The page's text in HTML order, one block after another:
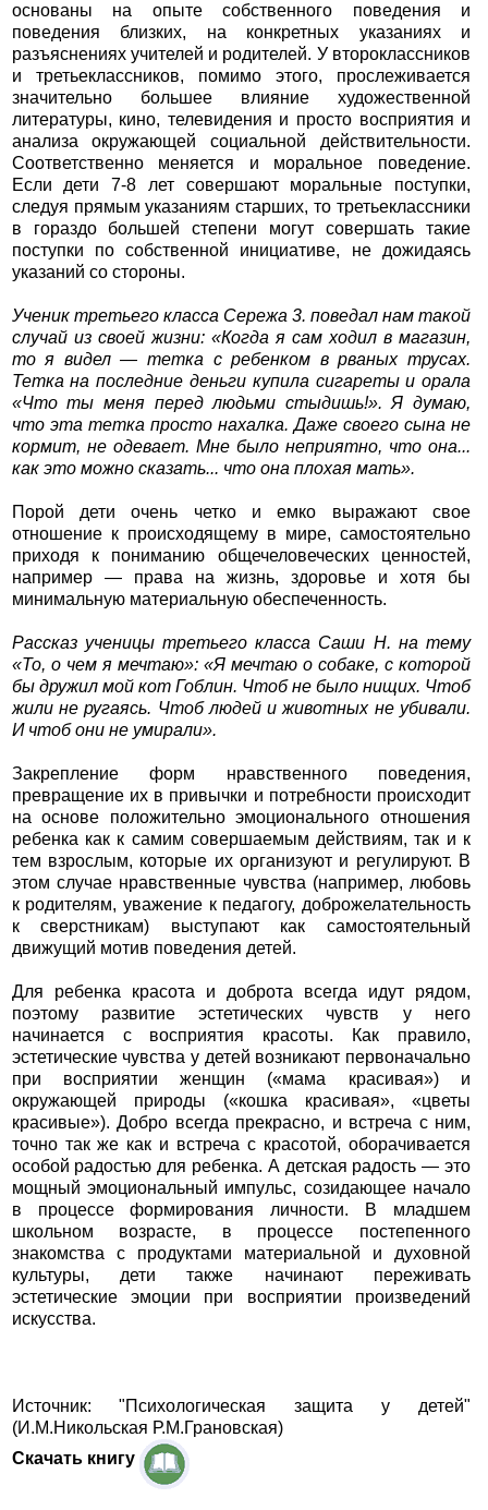
основаны на опыте собственного поведения и
поведения близких, на конкретных указаниях и
разъяснениях учителей и родителей. У второклассников
и третьеклассников, помимо этого, прослеживается
значительно большее влияние художественной
литературы, кино, телевидения и просто восприятия и
анализа окружающей социальной действительности.
Соответственно меняется и моральное поведение.
Если дети 7-8 лет совершают моральные поступки,
следуя прямым указаниям старших, то третьеклассники
в гораздо большей степени могут совершать такие
поступки по собственной инициативе, не дожидаясь
указаний со стороны.
Ученик третьего класса Сережа 3. поведал нам такой
случай из своей жизни: «Когда я сам ходил в магазин,
то я видел — тетка с ребенком в рваных трусах.
Тетка на последние деньги купила сигареты и орала
«Что ты меня перед людьми стыдишь!». Я думаю,
что эта тетка просто нахалка. Даже своего сына не
кормит, не одевает. Мне было неприятно, что она...
как это можно сказать... что она плохая мать».
Порой дети очень четко и емко выражают свое
отношение к происходящему в мире, самостоятельно
приходя к пониманию общечеловеческих ценностей,
например — права на жизнь, здоровье и хотя бы
минимальную материальную обеспеченность.
Рассказ ученицы третьего класса Саши Н. на тему
«То, о чем я мечтаю»: «Я мечтаю о собаке, с которой
бы дружил мой кот Гоблин. Чтоб не было нищих. Чтоб
жили не ругаясь. Чтоб людей и животных не убивали.
И чтоб они не умирали».
Закрепление форм нравственного поведения,
превращение их в привычки и потребности происходит
на основе положительно эмоционального отношения
ребенка как к самим совершаемым действиям, так и к
тем взрослым, которые их организуют и регулируют. В
этом случае нравственные чувства (например, любовь
к родителям, уважение к педагогу, доброжелательность
к сверстникам) выступают как самостоятельный
движущий мотив поведения детей.
Для ребенка красота и доброта всегда идут рядом,
поэтому развитие эстетических чувств у него
начинается с восприятия красоты. Как правило,
эстетические чувства у детей возникают первоначально
при восприятии женщин («мама красивая») и
окружающей природы («кошка красивая», «цветы
красивые»). Добро всегда прекрасно, и встреча с ним,
точно так же как и встреча с красотой, оборачивается
особой радостью для ребенка. А детская радость — это
мощный эмоциональный импульс, созидающее начало
в процессе формирования личности. В младшем
школьном возрасте, в процессе постепенного
знакомства с продуктами материальной и духовной
культуры, дети также начинают переживать
эстетические эмоции при восприятии произведений
искусства.
Источник: "Психологическая защита у детей"
(И.М.Никольская Р.М.Грановская)
Скачать книгу